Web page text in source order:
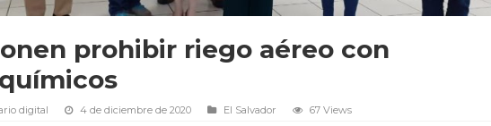
prohibir riego aéreo con
digital 4 de diciembre de 2020 El Salvador 67 Views